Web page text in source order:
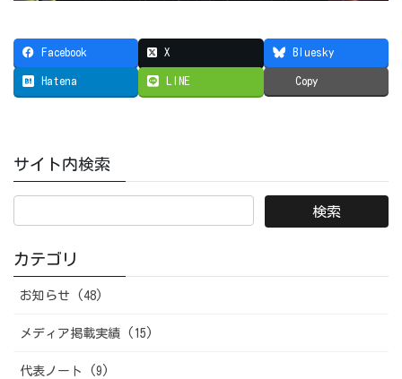
Facebook X Bluesky
Hatena LINE Copy
サイト内検索
カテゴリ
お知らせ (48)
メディア掲載実績 (15)
代表ノート (9)